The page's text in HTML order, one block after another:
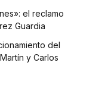
el reclamo
Guardia
del
y Carlos